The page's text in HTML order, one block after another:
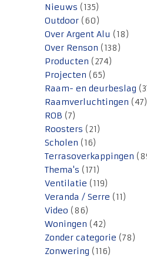
Nieuws (135)
Outdoor (60)
Over Argent Alu (18)
Over Renson (138)
Producten (274)
Projecten (65)
Raam- en deurbeslag
Raamverluchtingen (47)
ROB (7)
Roosters (21)
Scholen (16)
Terrasoverkappingen
Thema's (171)
Ventilatie (119)
Veranda / Serre (11)
Video (86)
Woningen (42)
Zonder categorie (78)
Zonwering (116)